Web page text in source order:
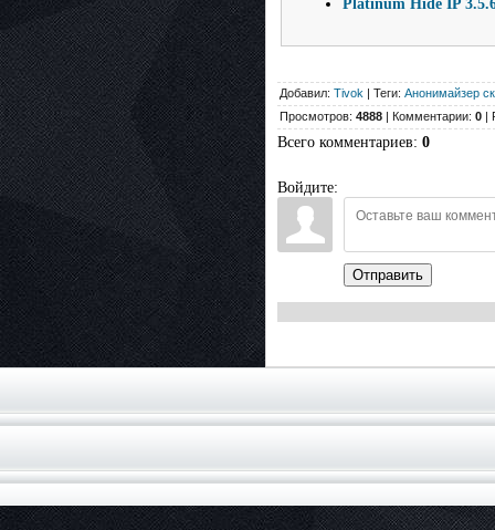
Platinum Hide IP
Добавил: Tivok | Теги: Анонимайзер
Просмотров: 4888 | Комментарии: 0 |
Всего комментариев: 0
Войдите:
Отправить